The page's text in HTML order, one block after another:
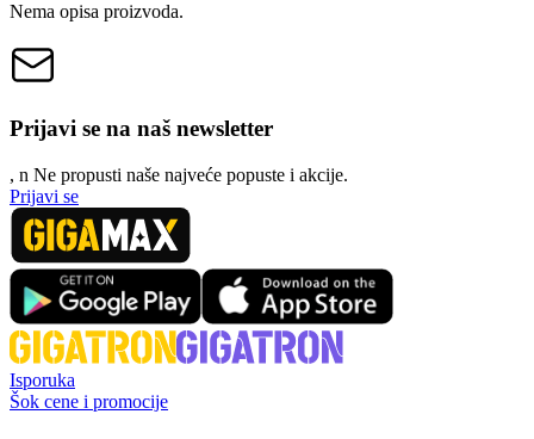
Nema opisa proizvoda.
Prijavi se na naš newsletter
, n Ne propusti naše najveće popuste i akcije.
Prijavi se
Isporuka
Šok cene i promocije